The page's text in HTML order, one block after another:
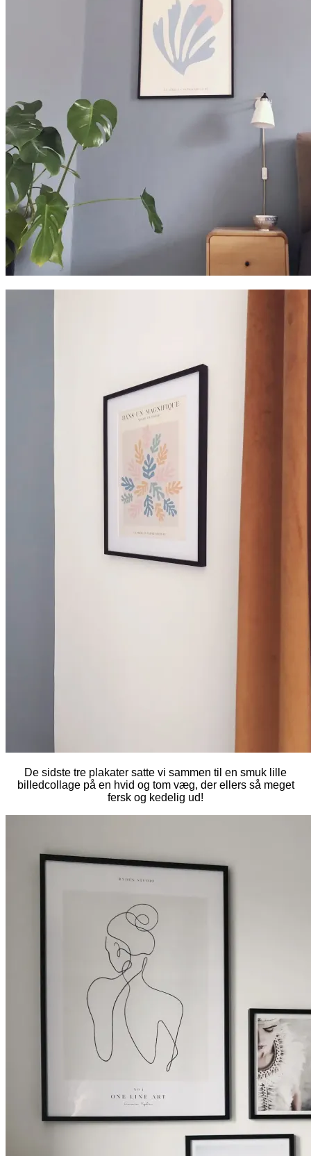
De sidste tre plakater satte vi sammen til en smuk lille
billedcollage på en hvid og tom væg, der ellers så meget
fersk og kedelig ud!